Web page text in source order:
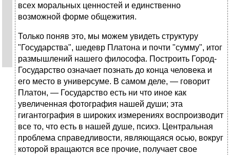
всех моральных ценностей и единственно
возможной форме общежития.
Только поняв это, мы можем увидеть структуру
"Государства", шедевр Платона и почти "сумму", итог
размышлений нашего философа. Построить Город-
Государство означает познать до конца человека и
его место в универсуме. В самом деле, — говорит
Платон, — Государство есть ни что иное как
увеличенная фотография нашей души; эта
гигантография в широких измерениях воспроизводит
все то, что есть в нашей душе, психэ. Центральная
проблема справедливости, являющаяся осью, вокруг
которой вращаются все прочие, получает свое